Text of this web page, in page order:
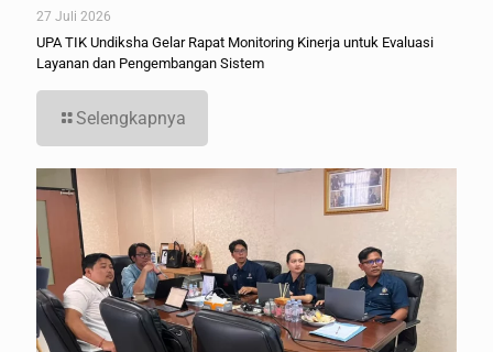
27 Juli 2026
UPA TIK Undiksha Gelar Rapat Monitoring Kinerja untuk Evaluasi
Layanan dan Pengembangan Sistem
Selengkapnya